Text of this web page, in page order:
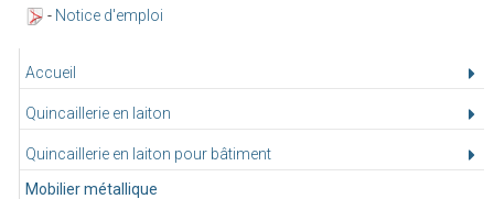
Accueil
Quincaillerie en laiton
Quincaillerie en laiton pour bâtiment
Mobilier métallique
- Notice d'emploi